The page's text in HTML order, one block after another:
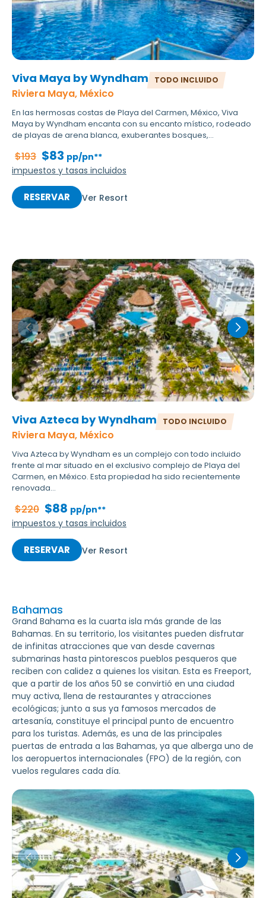
Viva Maya by Wyndham
Riviera Maya, México
TODO INCLUIDO
En las hermosas costas de Playa del Carmen, México, Viva
Maya by Wyndham encanta con su encanto místico, rodeado
de playas de arena blanca, exuberantes bosques,...
$193 $83 pp/pn**
impuestos y tasas incluidos
RESERVAR Ver Resort
Viva Azteca by Wyndham
Riviera Maya, México
TODO INCLUIDO
Viva Azteca by Wyndham es un complejo con todo incluido
frente al mar situado en el exclusivo complejo de Playa del
Carmen, en México. Esta propiedad ha sido recientemente
renovada...
$220 $88 pp/pn**
impuestos y tasas incluidos
RESERVAR Ver Resort
Bahamas
Grand Bahama es la cuarta isla más grande de las
Bahamas. En su territorio, los visitantes pueden disfrutar
de infinitas atracciones que van desde cavernas
submarinas hasta pintorescos pueblos pesqueros que
reciben con calidez a quienes los visitan. Esta es Freeport,
que a partir de los años 50 se convirtió en una ciudad
muy activa, llena de restaurantes y atracciones
ecológicas; junto a sus ya famosos mercados de
artesanía, constituye el principal punto de encuentro
para los turistas. Además, es una de las principales
puertas de entrada a las Bahamas, ya que alberga uno de
los aeropuertos internacionales (FPO) de la región, con
vuelos regulares cada día.